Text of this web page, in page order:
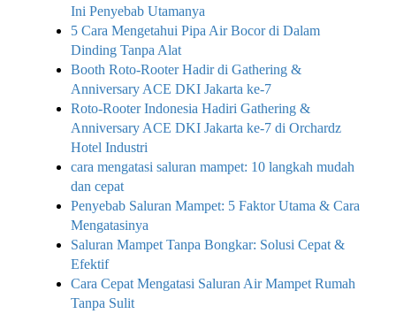
Ini Penyebab Utamanya
5 Cara Mengetahui Pipa Air Bocor di Dalam
Dinding Tanpa Alat
Booth Roto-Rooter Hadir di Gathering &
Anniversary ACE DKI Jakarta ke-7
Roto-Rooter Indonesia Hadiri Gathering &
Anniversary ACE DKI Jakarta ke-7 di Orchardz
Hotel Industri
cara mengatasi saluran mampet: 10 langkah mudah
dan cepat
Penyebab Saluran Mampet: 5 Faktor Utama & Cara
Mengatasinya
Saluran Mampet Tanpa Bongkar: Solusi Cepat &
Efektif
Cara Cepat Mengatasi Saluran Air Mampet Rumah
Tanpa Sulit